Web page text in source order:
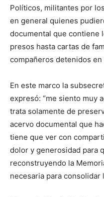
Políticos, militantes por
en general quienes
documental que contiene
presos hasta cartas de
compañeros detenidos en
En este marco la
expresó: “me siento muy
trata solamente de
acervo documental que
tiene que ver con
dolor y generosidad para
reconstruyendo la
necesaria para consolidar